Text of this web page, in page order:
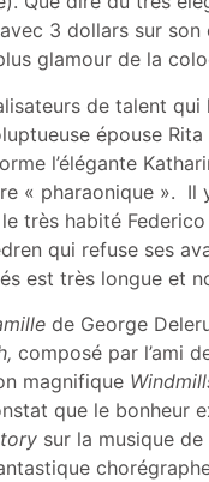
3 dollars sur
glamour de la
de talent
épouse
l’élégante
« pharaonique ». Il
habité
qui refuse ses
est très longue et
de George
composé par l’ami
magnifique
que le
sur la musique